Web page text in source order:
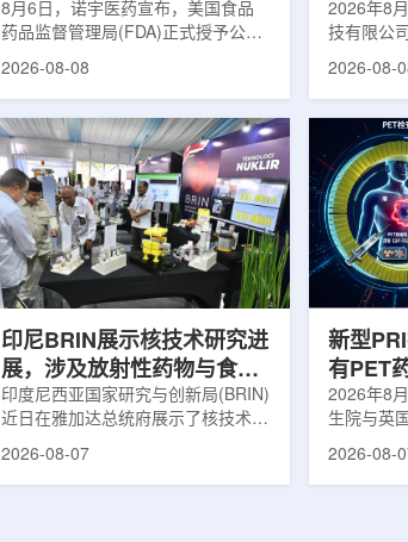
双重认定
8月6日，诺宇医药宣布，美国食品
药品监督管理局(FDA)正式授予公司
自主研发的68Ga-NYM096突破性疗
认定(Fast Track Designation,
FTD)。这是原研核药领域中国首个
获得美国 FDA 突破性疗法认定、首
个同时获得 FDA 突破性疗法与快速
通道双项认定的产品，创造了核药领
域里程碑式突破。68Ga-NYM096是
一款特异性结合CAⅨ的肾癌小分子
诊断核药，适用于疑似或确认转移性
2026-08-08
链
2026年8
技有限公
式设立。
创)共同
90%，中
将承接中
务，锚定
公司以智
体，打通
慧核医学
发展模式
2026-08-
印尼BRIN展示核技术研究进
展，涉及放射性药物与食品
辐照应用
印度尼西亚国家研究与创新局(BRIN)
近日在雅加达总统府展示了核技术研
究成果。BRIN局长阿里夫·萨特里亚
2026-08-07
新型
有PET
境
2026年8
生院与英
布，已建
2026-08-